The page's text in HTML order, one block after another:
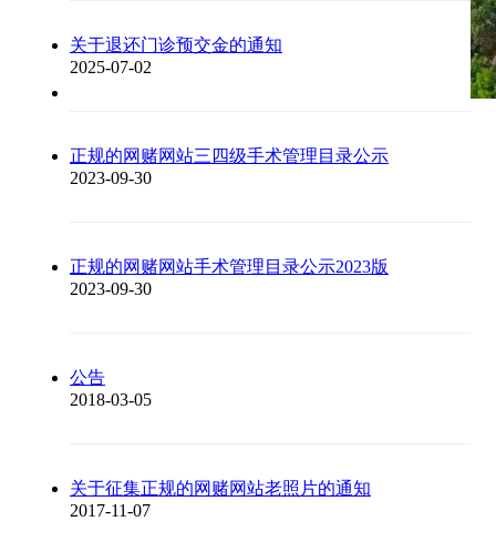
关于退还门诊预交金的通知
2025-07-02
正规的网赌网站三四级手术管理目录公示
2023-09-30
正规的网赌网站手术管理目录公示2023版
2023-09-30
公告
2018-03-05
关于征集正规的网赌网站老照片的通知
2017-11-07